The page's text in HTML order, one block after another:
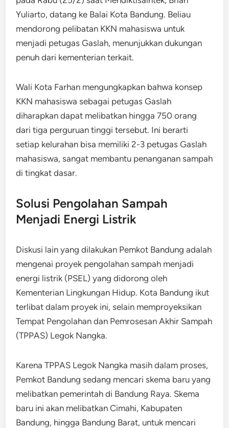
Yuliarto, datang ke Balai Kota Bandung. Beliau
mendorong pelibatan KKN mahasiswa untuk
menjadi petugas Gaslah, menunjukkan dukungan
penuh dari kementerian terkait.
Wali Kota Farhan mengungkapkan bahwa konsep
KKN mahasiswa sebagai petugas Gaslah
diharapkan dapat melibatkan hingga 750 orang
dari tiga perguruan tinggi tersebut. Ini berarti
setiap kelurahan bisa memiliki 2-3 petugas Gaslah
mahasiswa, sangat membantu penanganan sampah
di tingkat dasar.
Solusi Pengolahan Sampah
Menjadi Energi Listrik
Diskusi lain yang dilakukan Pemkot Bandung adalah
mengenai proyek pengolahan sampah menjadi
energi listrik (PSEL) yang didorong oleh
Kementerian Lingkungan Hidup. Kota Bandung ikut
terlibat dalam proyek ini, selain memproyeksikan
Tempat Pengolahan dan Pemrosesan Akhir Sampah
(TPPAS) Legok Nangka.
Karena TPPAS Legok Nangka masih dalam proses,
Pemkot Bandung sedang mencari skema baru yang
melibatkan pemerintah di Bandung Raya. Skema
baru ini akan melibatkan Cimahi, Kabupaten
Bandung, hingga Bandung Barat, untuk mencari